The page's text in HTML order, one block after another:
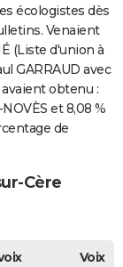
écologistes dès
Venaient
(Liste d'union à
GARRAUD avec
obtenu :
et 8,08 %
de
Cère
Voix